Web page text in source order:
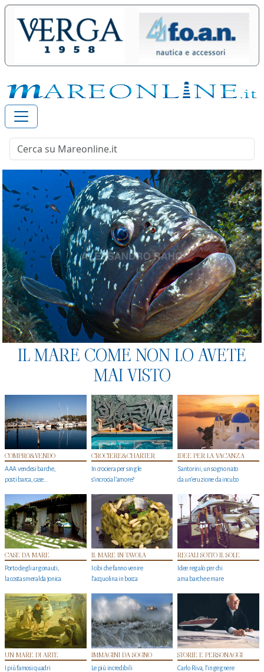
IL MARE COME NON LO AVETE
MAI VISTO
COMPRO&VENDO
AAA vendesi barche,
posti barca, case…
CROCIERE&CHARTER
In crociera per single
s'incrocia l’amore?
IDEE PER LA VACANZA
Santorini, un sogno nato
da un’eruzione da incubo
CASE DA MARE
Porto degli argonauti,
la costa smeralda jonica
IL MARE IN TAVOLA
I cibi che fanno venire
l’acquolina in bocca
REGALI SOTTO IL SOLE
Idee regalo per chi
ama barche e mare
UN MARE DI ARTE
I più famosi quadri
IMMAGINI DA SOGNO
Le più incredibili
STORIE E PERSONAGGI
Carlo Riva, l’ingegnere